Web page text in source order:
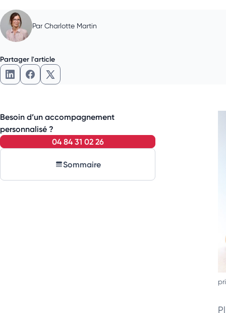
Par Charlotte Martin
Partager l'article
Besoin d’un accompagnement
personnalisé ?
04 84 31 02 26
Sommaire